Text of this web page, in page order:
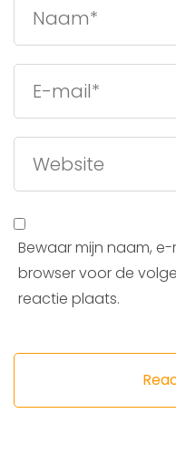
Bewaar mijn naam,
browser voor de
reactie plaats.